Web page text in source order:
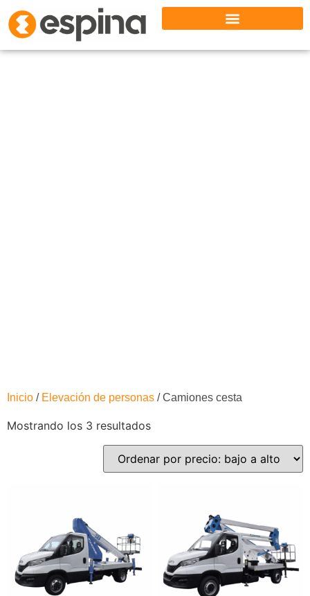
Inicio / Elevación de personas / Camiones cesta
Mostrando los 3 resultados